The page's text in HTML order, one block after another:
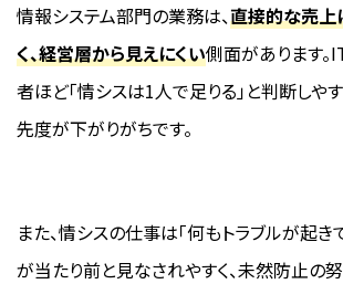
情報システム部門の業務は、直接的な売上
く、経営層から見えにくい側面があります
者ほど「情シスは1人で足りる」と判断しや
先度が下がりがちです。
また、情シスの仕事は「何もトラブルが起き
が当たり前と見なされやすく、未然防止の